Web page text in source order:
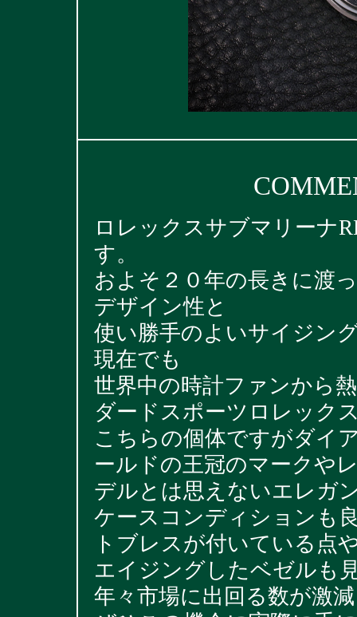
ロレックスサブマリーナ
す。
およそ２０年の長きに渡
デザイン性と
使い勝手のよいサイジン
現在でも
世界中の時計ファンから
ダードスポーツロレック
こちらの個体ですがダイ
ールドの王冠のマークや
デルとは思えないエレガ
ケースコンディションも
トブレスが付いている点
エイジングしたベゼルも
年々市場に出回る数が激